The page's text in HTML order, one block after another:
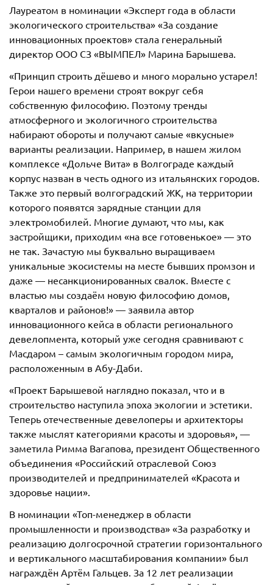
Лауреатом в номинации «Эксперт года в области
экологического строительства» «За создание
инновационных проектов» стала генеральный
директор ООО СЗ «ВЫМПЕЛ» Марина Барышева.
«Принцип строить дёшево и много морально устарел!
Герои нашего времени строят вокруг себя
собственную философию. Поэтому тренды
атмосферного и экологичного строительства
набирают обороты и получают самые «вкусные»
варианты реализации. Например, в нашем жилом
комплексе «Дольче Вита» в Волгограде каждый
корпус назван в честь одного из итальянских городов.
Также это первый волгоградский ЖК, на территории
которого появятся зарядные станции для
электромобилей. Многие думают, что мы, как
застройщики, приходим «на все готовенькое» — это
не так. Зачастую мы буквально выращиваем
уникальные экосистемы на месте бывших промзон и
даже — несанкционированных свалок. Вместе с
властью мы создаём новую философию домов,
кварталов и районов!» — заявила автор
инновационного кейса в области регионального
девелопмента, который уже сегодня сравнивают с
Масдаром – самым экологичным городом мира,
расположенным в Абу-Даби.
«Проект Барышевой наглядно показал, что и в
строительство наступила эпоха экологии и эстетики.
Теперь отечественные девелоперы и архитекторы
также мыслят категориями красоты и здоровья», —
заметила Римма Вагапова, президент Общественного
объединения «Российский отраслевой Союз
производителей и предпринимателей «Красота и
здоровье нации».
В номинации «Топ-менеджер в области
промышленности и производства» «За разработку и
реализацию долгосрочной стратегии горизонтального
и вертикального масштабирования компании» был
награждён Артём Гальцев. За 12 лет реализации